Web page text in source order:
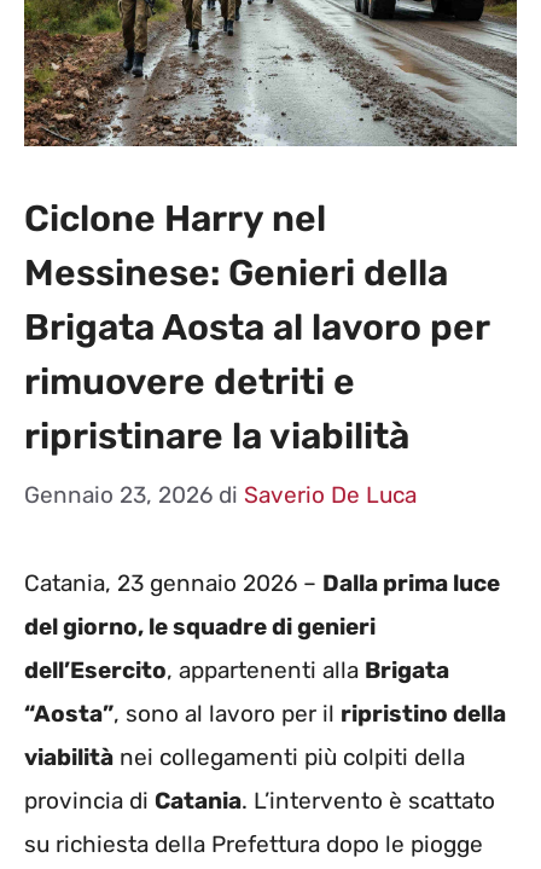
Ciclone Harry nel
Messinese: Genieri della
Brigata Aosta al lavoro per
rimuovere detriti e
ripristinare la viabilità
Gennaio 23, 2026 di Saverio De Luca
Catania, 23 gennaio 2026 – Dalla prima luce
del giorno, le squadre di genieri
dell’Esercito, appartenenti alla Brigata
“Aosta”, sono al lavoro per il ripristino della
viabilità nei collegamenti più colpiti della
provincia di Catania. L’intervento è scattato
su richiesta della Prefettura dopo le piogge